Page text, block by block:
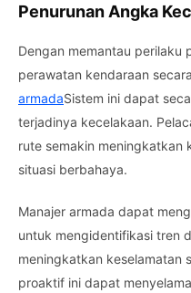
Penurunan Angka
Dengan memantau perilaku
perawatan kendaraan
armadaSistem ini dapat
terjadinya kecelakaan.
rute semakin meningkatkan
situasi berbahaya.
Manajer armada dapat
untuk mengidentifikasi tren
meningkatkan keselamatan
proaktif ini dapat